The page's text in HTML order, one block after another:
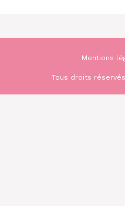
Mentions
Tous droits